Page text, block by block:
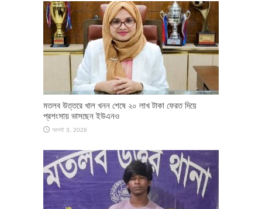
মতলব উত্তরে খাল খনন শেষে ২০ লাখ টাকা ফেরত দিয়ে
প্রশংসায় ভাসছেন ইউএনও
আগস্ট 3, 2026